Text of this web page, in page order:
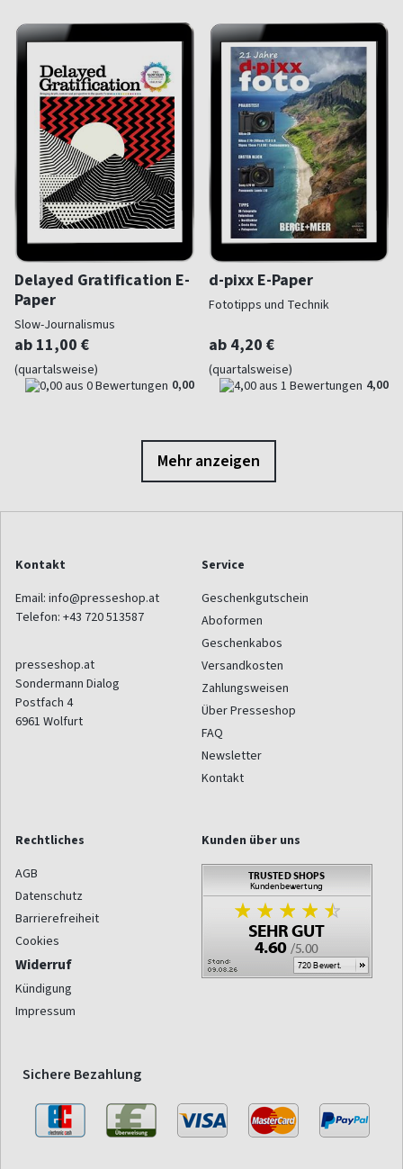
Delayed Gratification E-
Paper
Slow-Journalismus
ab 11,00 €
(quartalsweise)
0,00
d-pixx E-Paper
Fototipps und Technik
ab 4,20 €
(quartalsweise)
4,00
Mehr anzeigen
Kontakt
Email: info@presseshop.at
Telefon: +43 720 513587
presseshop.at
Sondermann Dialog
Postfach 4
6961 Wolfurt
Service
Geschenkgutschein
Aboformen
Geschenkabos
Versandkosten
Zahlungsweisen
Über Presseshop
FAQ
Newsletter
Kontakt
Rechtliches
AGB
Datenschutz
Barrierefreiheit
Cookies
Widerruf
Kündigung
Impressum
Kunden über uns
Sichere Bezahlung